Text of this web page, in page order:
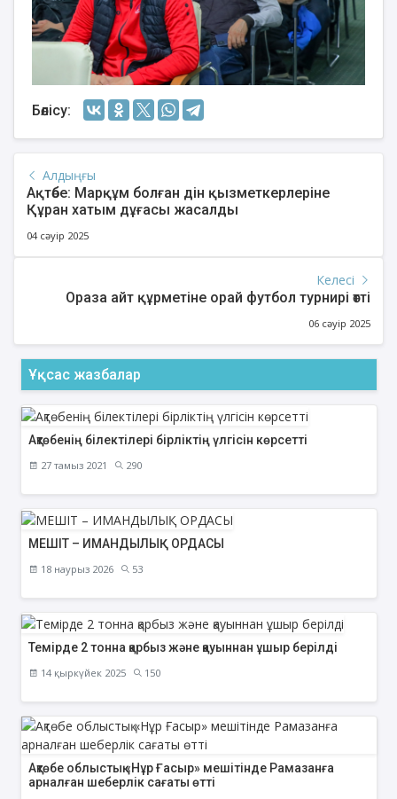
Бөлісу:
Алдыңғы
Ақтөбе: Марқұм болған дін қызметкерлеріне
Құран хатым дұғасы жасалды
04 сәуір 2025
Келесі
Ораза айт құрметіне орай футбол турнирі өтті
06 сәуір 2025
Ұқсас жазбалар
Ақтөбенің білектілері бірліктің үлгісін көрсетті
27 тамыз 2021 290
МЕШІТ – ИМАНДЫЛЫҚ ОРДАСЫ
18 наурыз 2026 53
Темірде 2 тонна қарбыз және қауыннан ұшыр берілді
14 қыркүйек 2025 150
Ақтөбе облыстық «Нұр Ғасыр» мешітінде Рамазанға
арналған шеберлік сағаты өтті